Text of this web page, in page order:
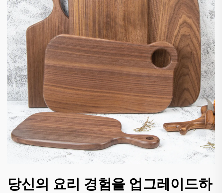
당신의 요리 경험을 업그레이드하